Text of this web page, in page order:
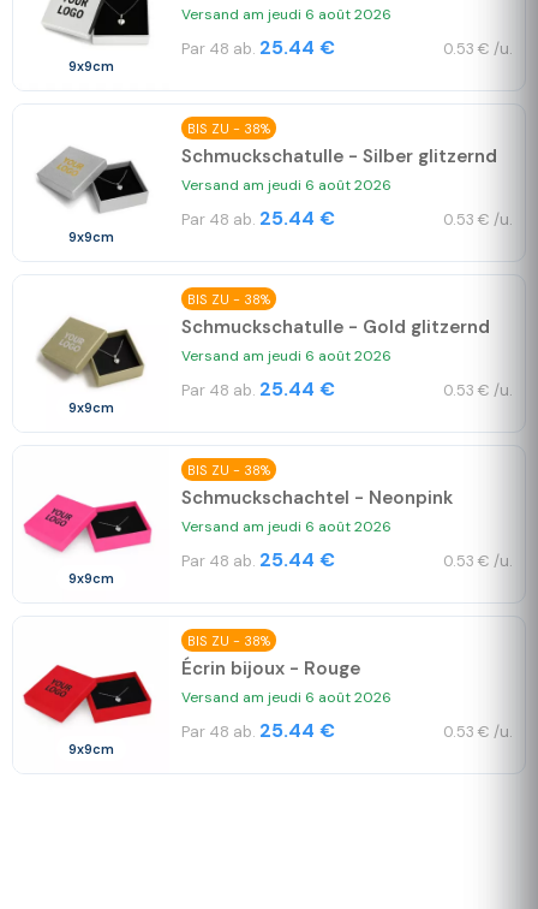
9x9cm
Versand am jeudi 6 août 2026
Par 48 ab. 25.44 € 0.53 € /u.
9x9cm
BIS ZU - 38%
Schmuckschatulle - Silber glitzernd
Versand am jeudi 6 août 2026
Par 48 ab. 25.44 € 0.53 € /u.
9x9cm
BIS ZU - 38%
Schmuckschatulle - Gold glitzernd
Versand am jeudi 6 août 2026
Par 48 ab. 25.44 € 0.53 € /u.
9x9cm
BIS ZU - 38%
Schmuckschachtel - Neonpink
Versand am jeudi 6 août 2026
Par 48 ab. 25.44 € 0.53 € /u.
9x9cm
BIS ZU - 38%
Écrin bijoux - Rouge
Versand am jeudi 6 août 2026
Par 48 ab. 25.44 € 0.53 € /u.